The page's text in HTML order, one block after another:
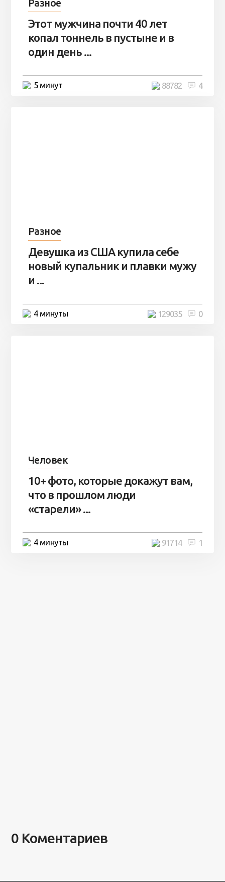
Разное
Этот мужчина почти 40 лет
копал тоннель в пустыне и в
один день ...
5 минут 4
88782
Разное
Девушка из США купила себе
новый купальник и плавки мужу
и ...
4 минуты 0
129035
Человек
10+ фото, которые докажут вам,
что в прошлом люди
«старели» ...
4 минуты 1
91714
0 Коментариев